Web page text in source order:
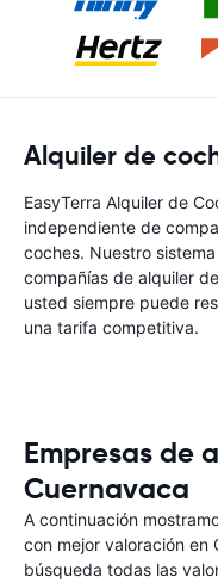
Alquiler de
EasyTerra Alquiler de
independiente de
coches. Nuestro
compañías de alquiler
usted siempre puede
una tarifa competitiva.
Empresas de
Cuernavaca
A continuación
con mejor valoración en
búsqueda todas las